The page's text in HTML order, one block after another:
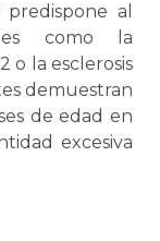
al
como la
o la esclerosis
demuestran
de edad en
excesiva